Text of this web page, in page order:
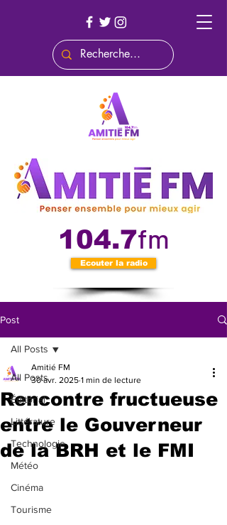
104.7fm
Ecouter la radio
Post
All Posts
Éditorial
Littérature
Technologie
Météo
Cinéma
Tourisme
All Posts
Rencontre fructueuse
entre le Gouverneur
de la BRH et le FMI
Amitié FM
30 avr. 2025 1 min de lecture